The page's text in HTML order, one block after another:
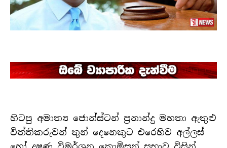
හිටපු අමාත්‍ය ජොන්ස්ටන් ප්‍රනාන්දු මහතා ඇතුළු
විත්තිකරුවන් තුන් දෙනෙකුට එරෙහිව අල්ලස්